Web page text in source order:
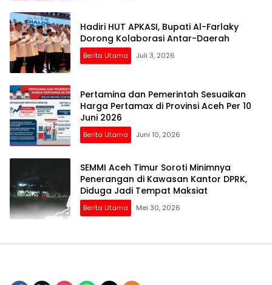
Hadiri HUT APKASI, Bupati Al-Farlaky
Dorong Kolaborasi Antar-Daerah
Berita Utama Juli 3, 2026
Pertamina dan Pemerintah Sesuaikan
Harga Pertamax di Provinsi Aceh Per 10
Juni 2026
Berita Utama Juni 10, 2026
SEMMI Aceh Timur Soroti Minimnya
Penerangan di Kawasan Kantor DPRK,
Diduga Jadi Tempat Maksiat
Berita Utama Mei 30, 2026